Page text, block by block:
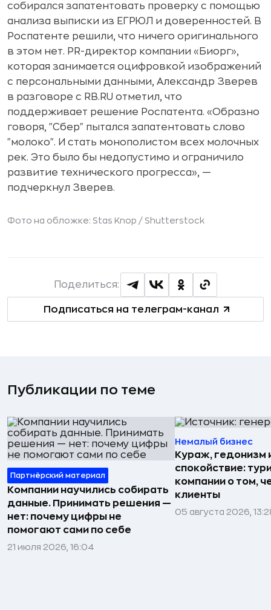
собирался запатентовать проверку с помощью
анализа выписки из ЕГРЮЛ и доверенностей. В
Роспатенте решили, что ничего оригинального
в этом нет. PR-директор компании «Биорг»,
которая занимается оцифровкой изображений
с персональными данными, Александр Зверев
в разговоре с RB.RU отметил, что
поддерживает решение Роспатента. «Образно
говоря, "Сбер" пытался запатентовать слово
"молоко". И стать монополистом всех молочных
рек. Это было бы недопустимо и ограничило
развитие технического прогресса», —
подчеркнул Зверев.
Фото на обложке: Stas Knop / Shutterstock
Подписаться на телеграм-канал
Поделиться:
Публикации по теме
Партнёрский материал
Компании научились собирать
данные. Принимать решения —
нет: почему цифры не
помогают сами по себе
21 июля 2026, 16:04
Немалый бизнес
Кураж, гедонизм
спокойствие:
компании о том,
клиенты
05 августа 2026,